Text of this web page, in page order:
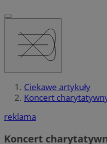
Ciekawe artykuły
Koncert
reklama
Koncert